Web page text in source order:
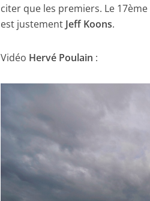
citer que les premiers. Le
est justement Jeff Koons.
Vidéo Hervé Poulain :